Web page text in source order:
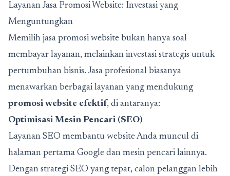
Layanan Jasa Promosi Website: Investasi yang
Menguntungkan
Memilih jasa promosi website bukan hanya soal
membayar layanan, melainkan investasi strategis untuk
pertumbuhan bisnis. Jasa profesional biasanya
menawarkan berbagai layanan yang mendukung
promosi website efektif, di antaranya:
Optimisasi Mesin Pencari (SEO)
Layanan SEO membantu website Anda muncul di
halaman pertama Google dan mesin pencari lainnya.
Dengan strategi SEO yang tepat, calon pelanggan lebih